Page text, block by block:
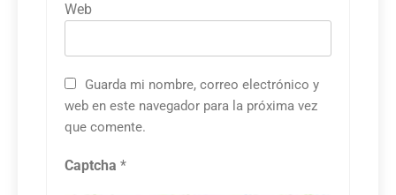
Web
Guarda mi nombre, correo electrónico y
web en este navegador para la próxima vez
que comente.
Captcha *